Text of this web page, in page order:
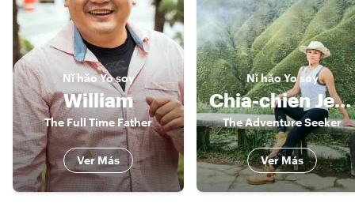
Nǐ hǎoYo soy
William
The Full Time Father
Ver Más
Nǐ hǎoYo soy
Chia-chien Jessica
The Adventure Seeker
Ver Más